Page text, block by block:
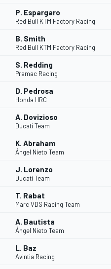
P. Espargaro
Red Bull KTM Factory Racing
B. Smith
Red Bull KTM Factory Racing
S. Redding
Pramac Racing
D. Pedrosa
Honda HRC
A. Dovizioso
Ducati Team
K. Abraham
Ángel Nieto Team
J. Lorenzo
Ducati Team
T. Rabat
Marc VDS Racing Team
A. Bautista
Ángel Nieto Team
L. Baz
Avintia Racing